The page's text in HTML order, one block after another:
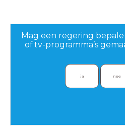
Mag een regering
of tv-programma’s
ja nee